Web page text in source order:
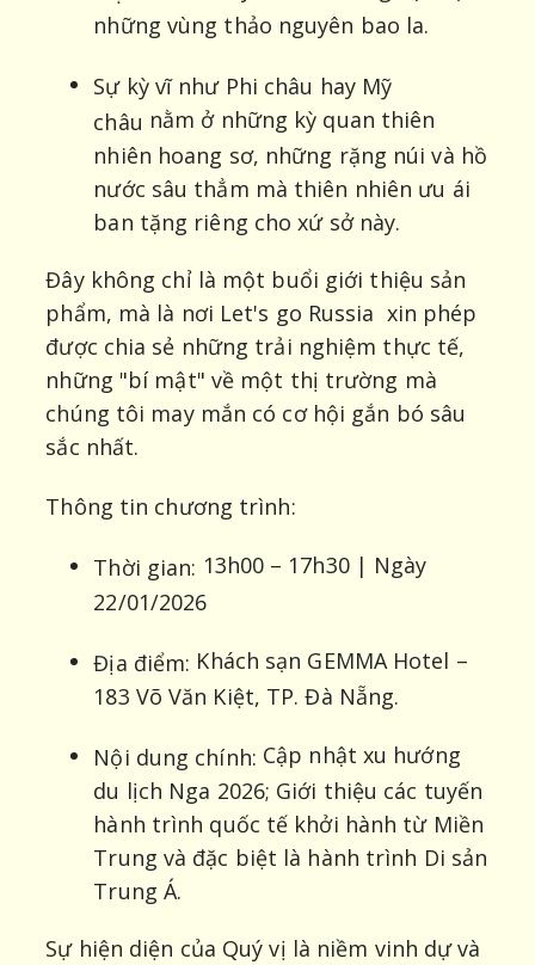
những vùng thảo nguyên bao la.
Sự kỳ vĩ như Phi châu hay Mỹ
châu nằm ở những kỳ quan thiên
nhiên hoang sơ, những rặng núi và hồ
nước sâu thẳm mà thiên nhiên ưu ái
ban tặng riêng cho xứ sở này.
Đây không chỉ là một buổi giới thiệu sản
phẩm, mà là nơi Let's go Russia xin phép
được chia sẻ những trải nghiệm thực tế,
những "bí mật" về một thị trường mà
chúng tôi may mắn có cơ hội gắn bó sâu
sắc nhất.
Thông tin chương trình:
Thời gian: 13h00 – 17h30 | Ngày
22/01/2026
Địa điểm: Khách sạn GEMMA Hotel –
183 Võ Văn Kiệt, TP. Đà Nẵng.
Nội dung chính: Cập nhật xu hướng
du lịch Nga 2026; Giới thiệu các tuyến
hành trình quốc tế khởi hành từ Miền
Trung và đặc biệt là hành trình Di sản
Trung Á.
Sự hiện diện của Quý vị là niềm vinh dự và